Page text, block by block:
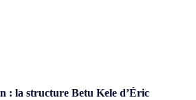
: la structure Betu Kele d’Éric